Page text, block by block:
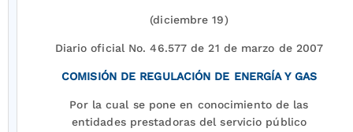
(diciembre 19)
Diario oficial No. 46.577 de 21 de marzo de 2007
COMISIÓN DE REGULACIÓN DE ENERGÍA Y GAS
Por la cual se pone en conocimiento de las
entidades prestadoras del servicio público